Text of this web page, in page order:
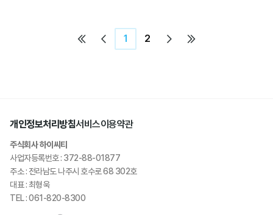
1 2
개인정보처리방침서비스이용약관
주식회사 하이씨티
사업자등록번호 : 372-88-01877
주소 : 전라남도 나주시 호수로 68 302호
대표 : 최형욱
TEL : 061-820-8300